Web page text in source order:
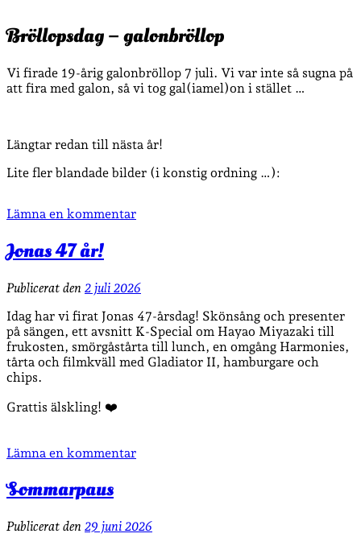
Bröllopsdag – galonbröllop
Vi firade 19-årig galonbröllop 7 juli. Vi var inte så sugna på
att fira med galon, så vi tog gal(iamel)on i stället …
Längtar redan till nästa år!
Lite fler blandade bilder (i konstig ordning …):
Lämna en kommentar
Jonas 47 år!
Publicerat den 2 juli 2026
Idag har vi firat Jonas 47-årsdag! Skönsång och presenter
på sängen, ett avsnitt K-Special om Hayao Miyazaki till
frukosten, smörgåstårta till lunch, en omgång Harmonies,
tårta och filmkväll med Gladiator II, hamburgare och
chips.
Grattis älskling! ❤️
Lämna en kommentar
Sommarpaus
Publicerat den 29 juni 2026